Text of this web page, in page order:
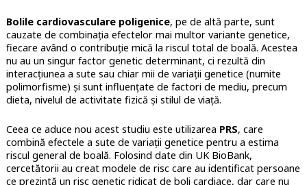
Bolile cardiovasculare poligenice, pe de altă parte, sunt
cauzate de combinația efectelor mai multor variante genetice,
fiecare având o contribuție mică la riscul total de boală. Acestea
nu au un singur factor genetic determinant, ci rezultă din
interacțiunea a sute sau chiar mii de variații genetice (numite
polimorfisme) și sunt influențate de factori de mediu, precum
dieta, nivelul de activitate fizică și stilul de viață.
Ceea ce aduce nou acest studiu este utilizarea PRS, care
combină efectele a sute de variații genetice pentru a estima
riscul general de boală. Folosind date din UK BioBank,
cercetătorii au creat modele de risc care au identificat persoane
ce prezintă un risc genetic ridicat de boli cardiace, dar care nu